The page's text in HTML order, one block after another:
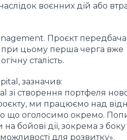
воєнних дій або
Проєкт
при цьому перша черга вже
сталість.
зазначив:
зі створення портфеля
, ми працюємо над
що оголосимо окремо.
бойові дії, зокрема з
для розвитку».